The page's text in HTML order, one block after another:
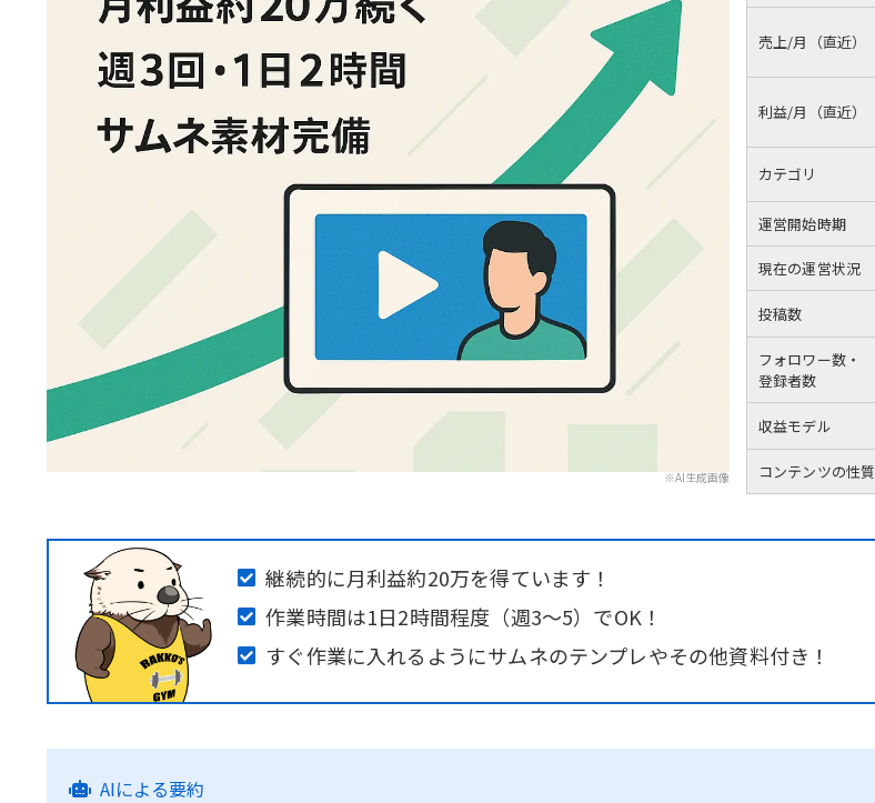
※AI生成画像
売上/月（直近）
利益/月（直近）
カテゴリ
運営開始時期
現在の運営状況
投稿数
フォロワー数・
登録者数
収益モデル
コンテンツの性質
継続的に月利益約20万を得ています！
作業時間は1日2時間程度（週3～5）でOK！
すぐ作業に入れるようにサムネのテンプレやその他資料付き！
AIによる要約